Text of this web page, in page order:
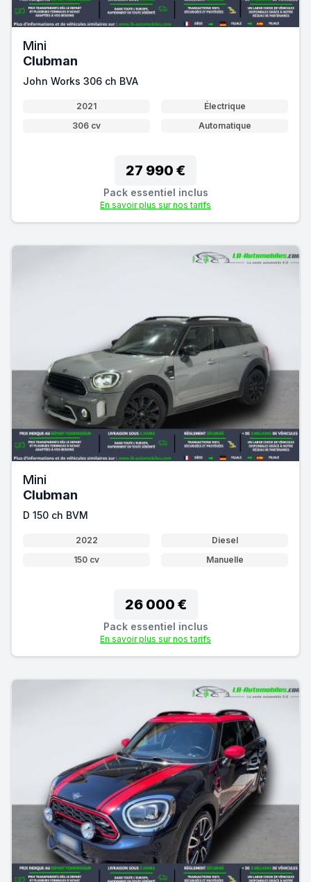
Mini
Clubman
John Works 306 ch BVA
2021
Électrique
306 cv
Automatique
27 990 €
Pack essentiel inclus
En savoir plus sur nos tarifs
Mini
Clubman
D 150 ch BVM
2022
Diesel
150 cv
Manuelle
26 000 €
Pack essentiel inclus
En savoir plus sur nos tarifs